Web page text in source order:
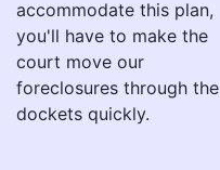
accommodate this plan,
you'll have to make the
court move our
foreclosures through the
dockets quickly.